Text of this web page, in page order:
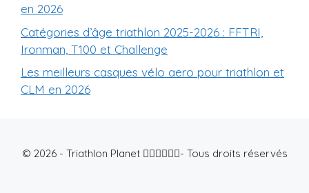
en 2026
Catégories d’âge triathlon 2025-2026 : FFTRI,
Ironman, T100 et Challenge
Les meilleurs casques vélo aero pour triathlon et
CLM en 2026
© 2026 - Triathlon Planet 🏊🏻🚴🏻🏃🏼- Tous droits réservés